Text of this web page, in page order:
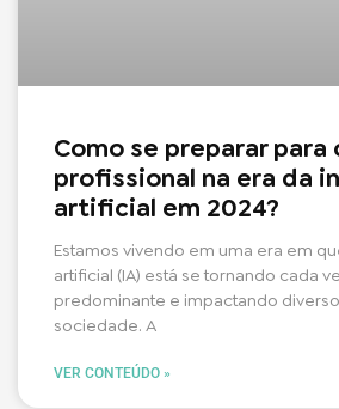
Como se preparar para
profissional na era da
artificial em 2024?
Estamos vivendo em uma era em
artificial (IA) está se tornando cada
predominante e impactando
sociedade. A
VER CONTEÚDO »